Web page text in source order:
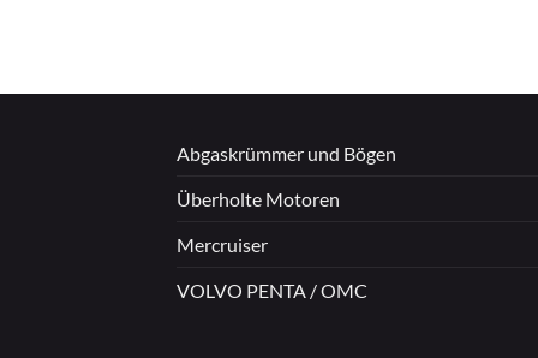
Abgaskrümmer und Bögen
Überholte Motoren
Mercruiser
VOLVO PENTA / OMC